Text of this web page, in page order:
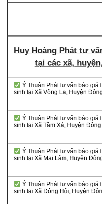
Huy Hoàng Phát tư
tại các xã,
Ý Thuận Phát tư vấn báo giá
sinh tại Xã Võng La, Huyện
Ý Thuận Phát tư vấn báo giá
sinh tại Xã Tầm Xá, Huyện Đông
Ý Thuận Phát tư vấn báo giá
sinh tại Xã Mai Lâm, Huyện
Ý Thuận Phát tư vấn báo giá
sinh tại Xã Đông Hội, Huyện